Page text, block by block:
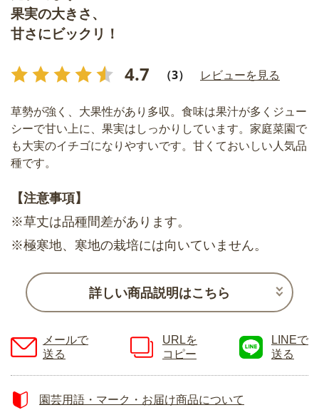
果実の大きさ、
甘さにビックリ！
4.7 （3） レビューを見る
草勢が強く、大果性があり多収。食味は果汁が多くジュー
シーで甘い上に、果実はしっかりしています。家庭菜園で
も大実のイチゴになりやすいです。甘くておいしい人気品
種です。
【注意事項】
※草丈は品種間差があります。
※極寒地、寒地の栽培には向いていません。
詳しい商品説明はこちら
メールで
送る
URLを
コピー
LINEで
送る
園芸用語・マーク・お届け商品について